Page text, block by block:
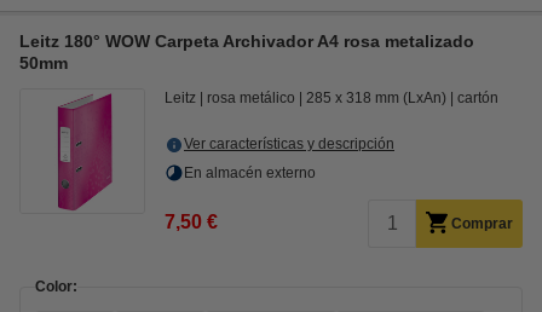
Leitz 180° WOW Carpeta Archivador A4 rosa metalizado
50mm
Leitz rosa metálico 285 x 318 mm (LxAn) cartón
Ver características y descripción
En almacén externo
7,50 € Comprar
Color: